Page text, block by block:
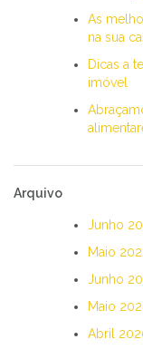
As
na sua
Dicas a
imóvel
Arquivo
Junho
Maio
Junho
Maio
Abril